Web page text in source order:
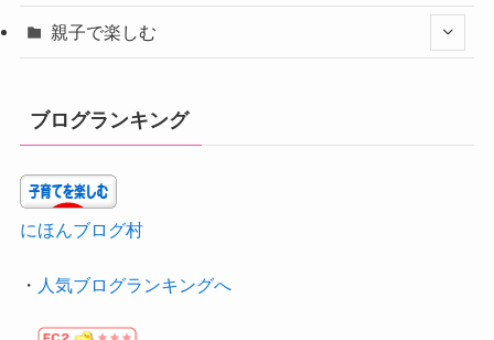
親子で楽しむ
ブログランキング
にほんブログ村
・ 人気ブログランキングへ